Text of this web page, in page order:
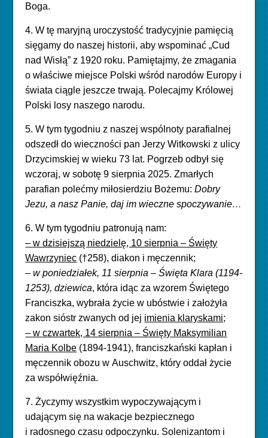
Boga.
4. W tę maryjną uroczystość tradycyjnie pamięcią
sięgamy do naszej historii, aby wspominać „Cud
nad Wisłą” z 1920 roku. Pamiętajmy, że zmagania
o właściwe miejsce Polski wśród narodów Europy i
świata ciągle jeszcze trwają. Polecajmy Królowej
Polski losy naszego narodu.
5.W tym tygodniu z naszej wspólnoty parafialnej
odszedł do wieczności pan Jerzy Witkowski z ulicy
Drzycimskiej w wieku 73 lat. Pogrzeb odbył się
wczoraj, w sobotę 9 sierpnia 2025. Zmarłych
parafian polećmy miłosierdziu Bożemu:Dobry
Jezu, a nasz Panie, daj im wieczne spoczywanie…
6. W tym tygodniu patronują nam:
– w dzisiejszą niedzielę, 10 sierpnia – Święty
Wawrzyniec (†258), diakon i męczennik;
– w poniedziałek, 11 sierpnia – Święta Klara (1194-
1253), dziewica, która idąc za wzorem Świętego
Franciszka, wybrała życie w ubóstwie i założyła
zakon sióstr zwanych od jej imienia klaryskami;
– w czwartek, 14 sierpnia – Święty Maksymilian
Maria Kolbe (1894-1941), franciszkański kapłan i
męczennik obozu w Auschwitz, który oddał życie
za współwięźnia.
7. Życzymy wszystkim wypoczywającym i
udającym się na wakacje bezpiecznego
i radosnego czasu odpoczynku. Solenizantom i